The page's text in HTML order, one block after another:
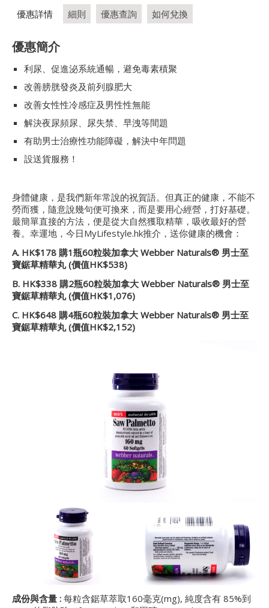
優惠詳情 細則 優惠查詢 如何兌換
優惠簡介
利尿、促進泌系統通暢，避免毒素積聚
改善膀胱發炎及前列腺肥大
改善女性性冷感症及男性性無能
解決夜尿頻尿、尿失禁、早洩等間題
有助男士治療性功能障礙，解決中年問題
設送貨服務！
身體健康，是我們新年常說的祝賀語。但真正的健康，不能不
勞而獲，隨意說幾句便可換來，而是要用心經營，打好基礎。
最簡單直接的方法，便是從大自然獲取精華，吸收最好的營
養。幸運地，今日MyLifestyle.hk推介，送你健康的機會：
A. HK$178 購1瓶60粒裝加拿大 Webber Naturals® 男士至
寶鋸草精華丸(價值HK$538)
B. HK$338 購2瓶60粒裝加拿大 Webber Naturals® 男士至
寶鋸草精華丸(價值HK$1,076)
C. HK$648 購4瓶60粒裝加拿大 Webber Naturals® 男士至
寶鋸草精華丸(價值HK$2,152)
成份與含量 : 每粒含鋸草萃取160毫克(mg), 純度含有 85%到